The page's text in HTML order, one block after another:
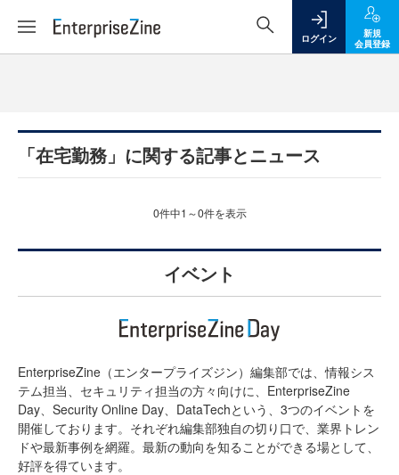
ログイン
新規
会員登録
「在宅勤務」に関する記事とニュース
0件中1～0件を表示
イベント
EnterpriseZine（エンタープライズジン）編集部では、情報シス
テム担当、セキュリティ担当の方々向けに、EnterpriseZine
Day、Security Online Day、DataTechという、3つのイベントを
開催しております。それぞれ編集部独自の切り口で、業界トレン
ドや最新事例を網羅。最新の動向を知ることができる場として、
好評を得ています。